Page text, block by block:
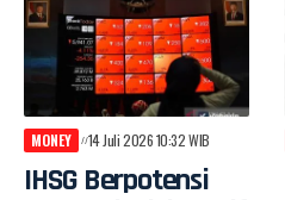
MONEY 14 Juli 2026 10:32 WIB
IHSG Berpotensi